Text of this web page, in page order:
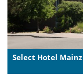
Select Hotel Mainz